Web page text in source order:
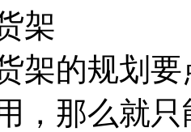
架
架的规划
，那么就